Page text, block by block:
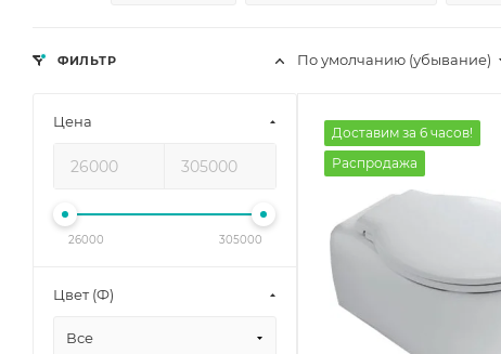
По умолчанию (убывание)
Доставим за 6 часов!
Распродажа
ФИЛЬТР
Цена
26000 305000
Цвет (Ф)
Все